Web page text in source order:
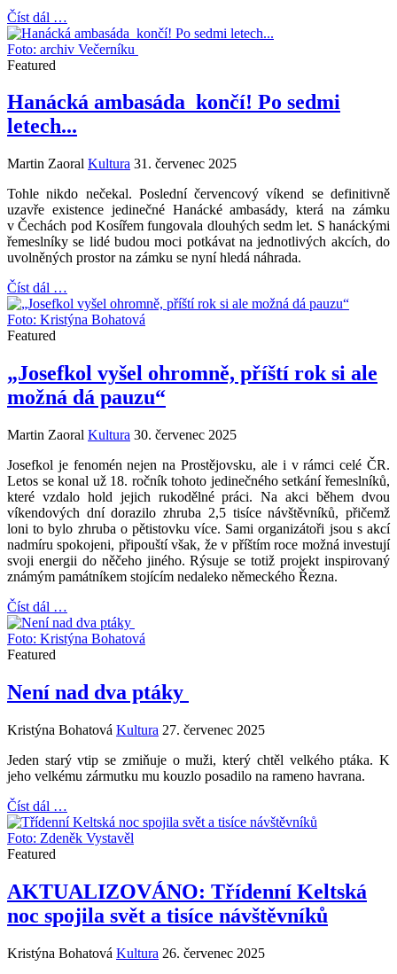
Číst dál …
Foto: archiv Večerníku
Featured
Hanácká ambasáda končí! Po sedmi
letech...
Martin Zaoral Kultura 31. červenec 2025
Tohle nikdo nečekal. Poslední červencový víkend se definitivně
uzavře existence jedinečné Hanácké ambasády, která na zámku
v Čechách pod Kosířem fungovala dlouhých sedm let. S hanáckými
řemeslníky se lidé budou moci potkávat na jednotlivých akcích, do
uvolněných prostor na zámku se nyní hledá náhrada.
Číst dál …
Foto: Kristýna Bohatová
Featured
„Josefkol vyšel ohromně, příští rok si ale
možná dá pauzu“
Martin Zaoral Kultura 30. červenec 2025
Josefkol je fenomén nejen na Prostějovsku, ale i v rámci celé ČR.
Letos se konal už 18. ročník tohoto jedinečného setkání řemeslníků,
které vzdalo hold jejich rukodělné práci. Na akci během dvou
víkendových dní dorazilo zhruba 2,5 tisíce návštěvníků, přičemž
loni to bylo zhruba o pětistovku více. Sami organizátoři jsou s akcí
nadmíru spokojeni, připouští však, že v příštím roce možná investují
svoji energii do něčeho jiného. Rýsuje se totiž projekt inspirovaný
známým památníkem stojícím nedaleko německého Řezna.
Číst dál …
Foto: Kristýna Bohatová
Featured
Není nad dva ptáky
Kristýna Bohatová Kultura 27. červenec 2025
Jeden starý vtip se zmiňuje o muži, který chtěl velkého ptáka. K
jeho velkému zármutku mu kouzlo posadilo na rameno havrana.
Číst dál …
Foto: Zdeněk Vystavěl
Featured
AKTUALIZOVÁNO: Třídenní Keltská
noc spojila svět a tisíce návštěvníků
Kristýna Bohatová Kultura 26. červenec 2025